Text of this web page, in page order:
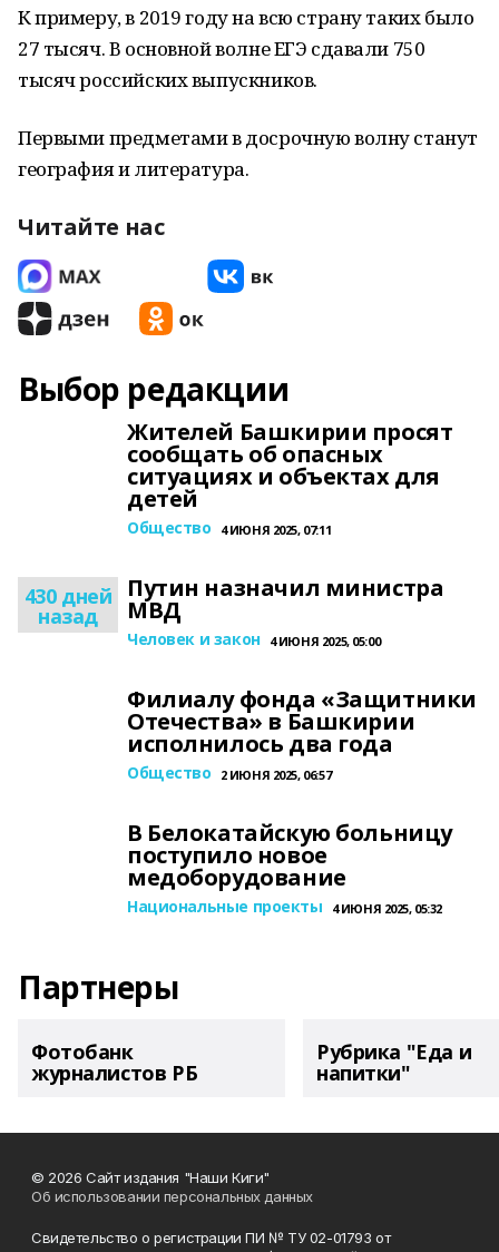
К примеру, в 2019 году на всю страну таких было
27 тысяч. В основной волне ЕГЭ сдавали 750
тысяч российских выпускников.
Первыми предметами в досрочную волну станут
география и литература.
Читайте нас
Выбор редакции
Жителей Башкирии просят
сообщать об опасных
ситуациях и объектах для
детей
Общество 4 ИЮНЯ 2025, 07:11
430 дней
назад
Путин назначил министра
МВД
Человек и закон 4 ИЮНЯ 2025, 05:00
Филиалу фонда «Защитники
Отечества» в Башкирии
исполнилось два года
Общество 2 ИЮНЯ 2025, 06:57
В Белокатайскую больницу
поступило новое
медоборудование
Национальные проекты 4 ИЮНЯ 2025, 05:32
Партнеры
Фотобанк
журналистов РБ
Рубрика "Еда и
напитки"
© 2026 Сайт издания "Наши Киги"
Об использовании персональных данных
Свидетельство о регистрации ПИ № ТУ 02-01793 от